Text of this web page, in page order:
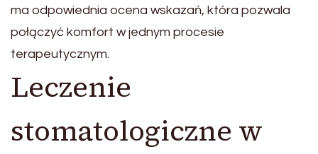
ma odpowiednia ocena wskazań, która pozwala
połączyć komfort w jednym procesie
terapeutycznym.
Leczenie
stomatologiczne w